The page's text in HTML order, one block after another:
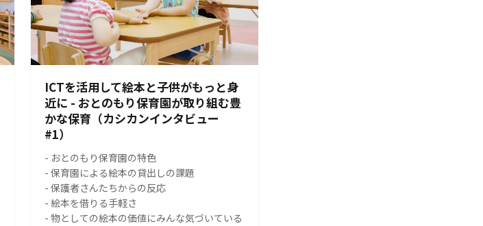
ICTを活用して絵本と子供がもっと身
近に - おとのもり保育園が取り組む豊
かな保育（カシカンインタビュー
#1）
- おとのもり保育園の特色
- 保育園による絵本の貸出しの課題
- 保護者さんたちからの反応
- 絵本を借りる手軽さ
- 物としての絵本の価値にみんな気づいている